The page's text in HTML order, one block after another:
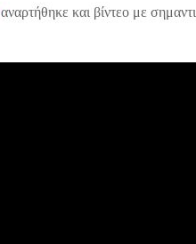
αναρτήθηκε και βίντεο με